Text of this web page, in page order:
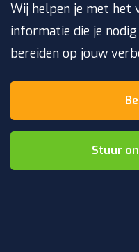
Wij helpen je met het
informatie die je
bereiden op jouw
Stuur